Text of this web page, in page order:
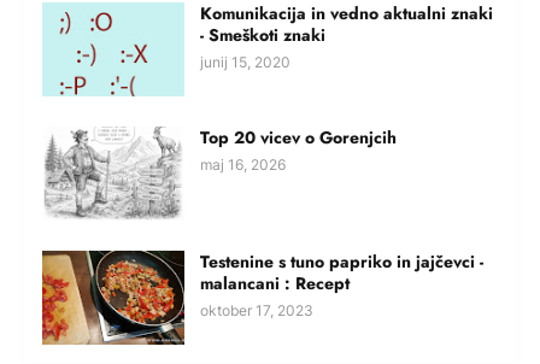
Komunikacija in vedno aktualni znaki
- Smeškoti znaki
junij 15, 2020
Top 20 vicev o Gorenjcih
maj 16, 2026
Testenine s tuno papriko in jajčevci -
malancani : Recept
oktober 17, 2023